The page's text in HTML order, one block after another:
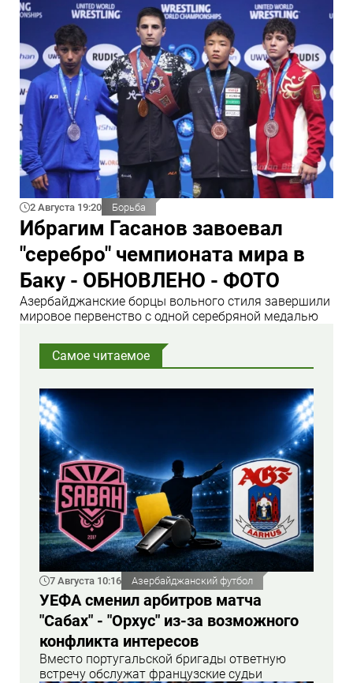
2 Августа 19:20 Борьба
Ибрагим Гасанов завоевал
"серебро" чемпионата мира в
Баку - ОБНОВЛЕНО - ФОТО
Азербайджанские борцы вольного стиля завершили
мировое первенство с одной серебряной медалью
Самое читаемое
7 Августа 10:16 Азербайджанский футбол
УЕФА сменил арбитров матча
"Сабах" - "Орхус" из-за возможного
конфликта интересов
Вместо португальской бригады ответную
встречу обслужат французские судьи